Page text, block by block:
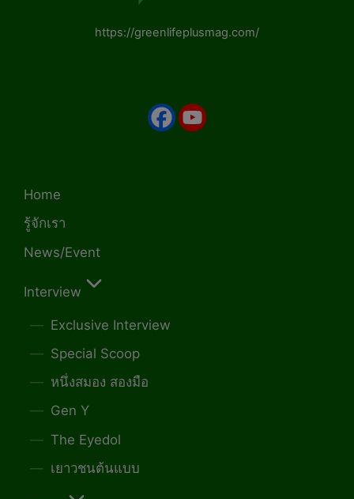
https://greenlifeplusmag.com/
Home
รู้จักเรา
News/Event
Interview
Exclusive Interview
Special Scoop
หนึ่งสมอง สองมือ
Gen Y
The Eyedol
เยาวชนต้นแบบ